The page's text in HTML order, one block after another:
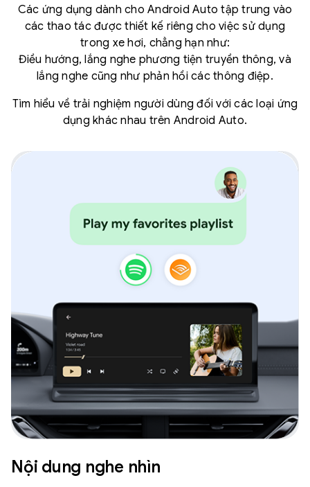
Các ứng dụng dành cho Android Auto tập trung vào
các thao tác được thiết kế riêng cho việc sử dụng
trong xe hơi, chẳng hạn như:
Điều hướng, lắng nghe phương tiện truyền thông, và
lắng nghe cũng như phản hồi các thông điệp.
Tìm hiểu về trải nghiệm người dùng đối với các loại ứng
dụng khác nhau trên Android Auto.
Nội dung nghe nhìn